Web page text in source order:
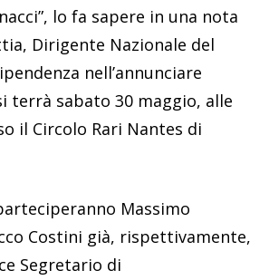
lo fa sapere in una nota
Dirigente Nazionale del
nell’annunciare
terrà sabato 30 maggio, alle
il Circolo Rari Nantes di
Massimo
Costini già, rispettivamente,
Segretario di